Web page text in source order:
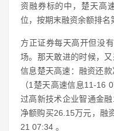
资融券标的中，楚天高
位，按期末融资余额排名
方正证券每天高开但没
场。那天敢进的时候，
信息楚天高速：融资还
（1楚天高速信息11-16
过高新技术企业智通金
净额购买26.15万元，融
21 07:34 。